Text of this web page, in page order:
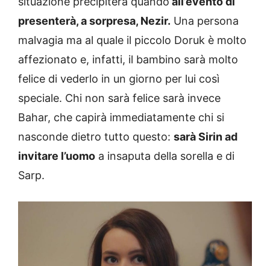
presenterà, a sorpresa, Nezir. Una persona
malvagia ma al quale il piccolo Doruk è molto
affezionato e, infatti, il bambino sarà molto
felice di vederlo in un giorno per lui così
speciale. Chi non sarà felice sarà invece
Bahar, che capirà immediatamente chi si
nasconde dietro tutto questo: sarà Sirin ad
invitare l’uomo a insaputa della sorella e di
Sarp.